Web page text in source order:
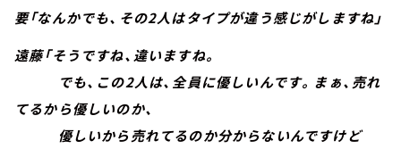
要「なんかでも、その2人はタイプが違う感じがしますね」
遠藤「そうですね、違いますね。
でも、この2人は、全員に優しいんです。まぁ、売れ
てるから優しいのか、
優しいから売れてるのか分からないんですけど